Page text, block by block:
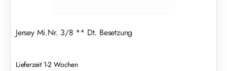
Jersey Mi.Nr. 3/8 ** Dt. Besetzung
Lieferzeit 1-2 Wochen